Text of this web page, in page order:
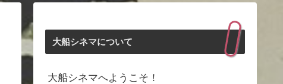
大船シネマについて
大船シネマへようこそ！